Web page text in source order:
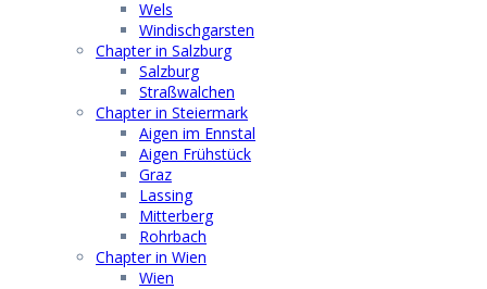
Wels
Windischgarsten
Chapter in Salzburg
Salzburg
Straßwalchen
Chapter in Steiermark
Aigen im Ennstal
Aigen Frühstück
Graz
Lassing
Mitterberg
Rohrbach
Chapter in Wien
Wien